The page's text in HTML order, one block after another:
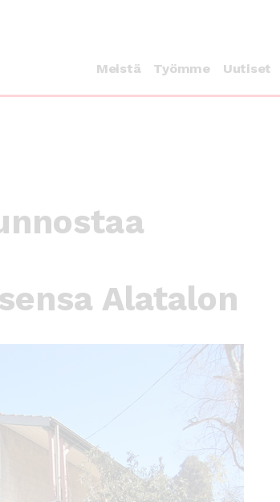
Meistä Työmme Uutiset
Alatalon